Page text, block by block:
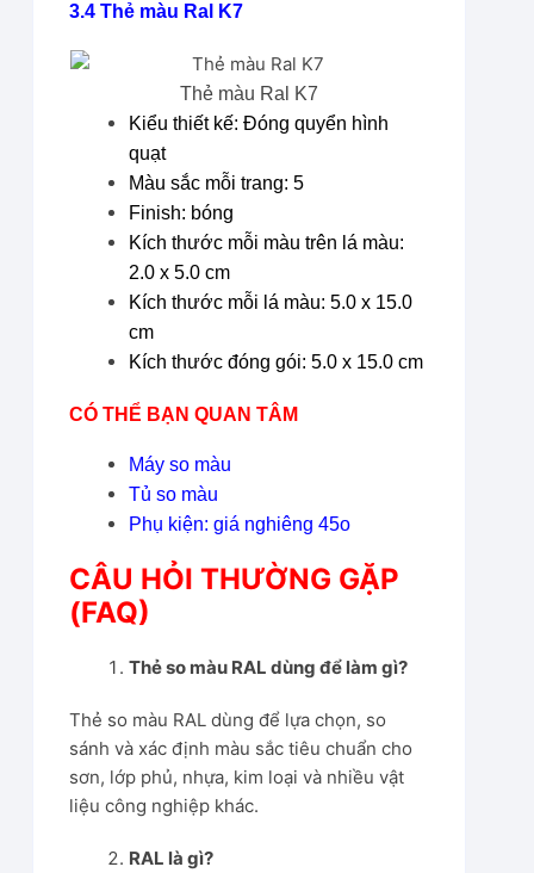
3.4 Thẻ màu Ral K7
Thẻ màu Ral K7
Kiểu thiết kế: Đóng quyển hình
quạt
Màu sắc mỗi trang: 5
Finish: bóng
Kích thước mỗi màu trên lá màu:
2.0 x 5.0 cm
Kích thước mỗi lá màu: 5.0 x 15.0
cm
Kích thước đóng gói: 5.0 x 15.0 cm
CÓ THỂ BẠN QUAN TÂM
Máy so màu
Tủ so màu
Phụ kiện: giá nghiêng 45o
CÂU HỎI THƯỜNG GẶP
(FAQ)
Thẻ so màu RAL dùng để làm gì?
Thẻ so màu RAL dùng để lựa chọn, so
sánh và xác định màu sắc tiêu chuẩn cho
sơn, lớp phủ, nhựa, kim loại và nhiều vật
liệu công nghiệp khác.
RAL là gì?